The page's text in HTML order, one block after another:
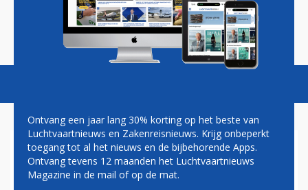
Magazine Podcasts Vacatures
REAPER
Ontvang een jaar lang 30% korting op het beste van
Luchtvaartnieuws en Zakenreisnieuws. Krijg onbeperkt
toegang tot al het nieuws en de bijbehorende Apps.
Ontvang tevens 12 maanden het Luchtvaartnieuws
Magazine in de mail of op de mat.